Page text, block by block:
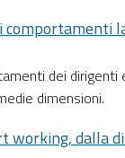
dei dirigenti
dimensioni.
working, dalla